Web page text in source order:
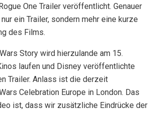
One Trailer veröffentlicht. Genauer
ein Trailer, sondern mehr eine kurze
des Films.
Story wird hierzulande am 15.
laufen und Disney veröffentlichte
Trailer. Anlass ist die derzeit
Celebration Europe in London. Das
ist, dass wir zusätzliche Eindrücke der